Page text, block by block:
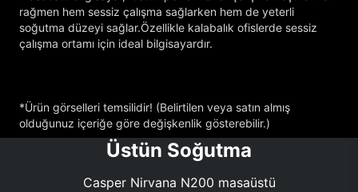
rağmen hem sessiz çalışma sağlarken hem de yeterli
soğutma düzeyi sağlar.Özellikle kalabalık ofislerde sessiz
çalışma ortamı için ideal bilgisayardır.
*Ürün görselleri temsilidir! (Belirtilen veya satın almış
olduğunuz içeriğe göre değişkenlik gösterebilir.)
Üstün Soğutma
Casper Nirvana N200 masaüstü